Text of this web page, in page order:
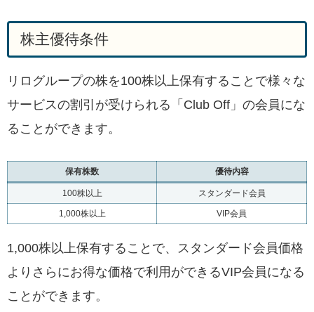
株主優待条件
リログループの株を100株以上保有することで様々な
サービスの割引が受けられる「Club Off」の会員にな
ることができます。
保有株数 優待内容
100株以上 スタンダード会員
1,000株以上 VIP会員
1,000株以上保有することで、スタンダード会員価格
よりさらにお得な価格で利用ができるVIP会員になる
ことができます。